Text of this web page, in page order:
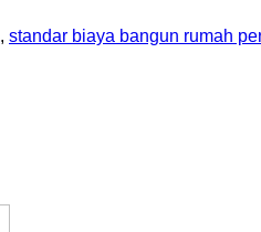
, standar biaya bangun rumah